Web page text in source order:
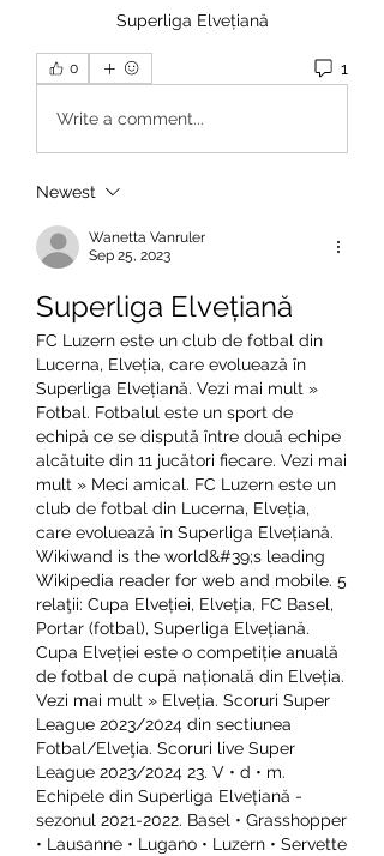
Superliga Elvețiană
0 1
Write a comment...
Newest
Wanetta Vanruler
Sep 25, 2023
Superliga Elvețiană
FC Luzern este un club de fotbal din
Lucerna, Elveția, care evoluează în
Superliga Elvețiană. Vezi mai mult »
Fotbal. Fotbalul este un sport de
echipă ce se dispută între două echipe
alcătuite din 11 jucători fiecare. Vezi mai
mult » Meci amical. FC Luzern este un
club de fotbal din Lucerna, Elveția,
care evoluează în Superliga Elvețiană.
Wikiwand is the world&#39;s leading
Wikipedia reader for web and mobile. 5
relaţii: Cupa Elveției, Elveția, FC Basel,
Portar (fotbal), Superliga Elvețiană.
Cupa Elveției este o competiție anuală
de fotbal de cupă națională din Elveția.
Vezi mai mult » Elveția. Scoruri Super
League 2023/2024 din sectiunea
Fotbal/Elveţia. Scoruri live Super
League 2023/2024 23. V • d • m.
Echipele din Superliga Elvețiană -
sezonul 2021-2022. Basel • Grasshopper
• Lausanne • Lugano • Luzern • Servette